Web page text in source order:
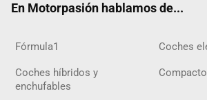
En Motorpasión hablamos de...
Fórmula1 Coches
Coches híbridos y
enchufables